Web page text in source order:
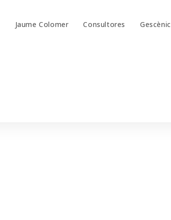
Jaume Colomer Consultores Gescènic